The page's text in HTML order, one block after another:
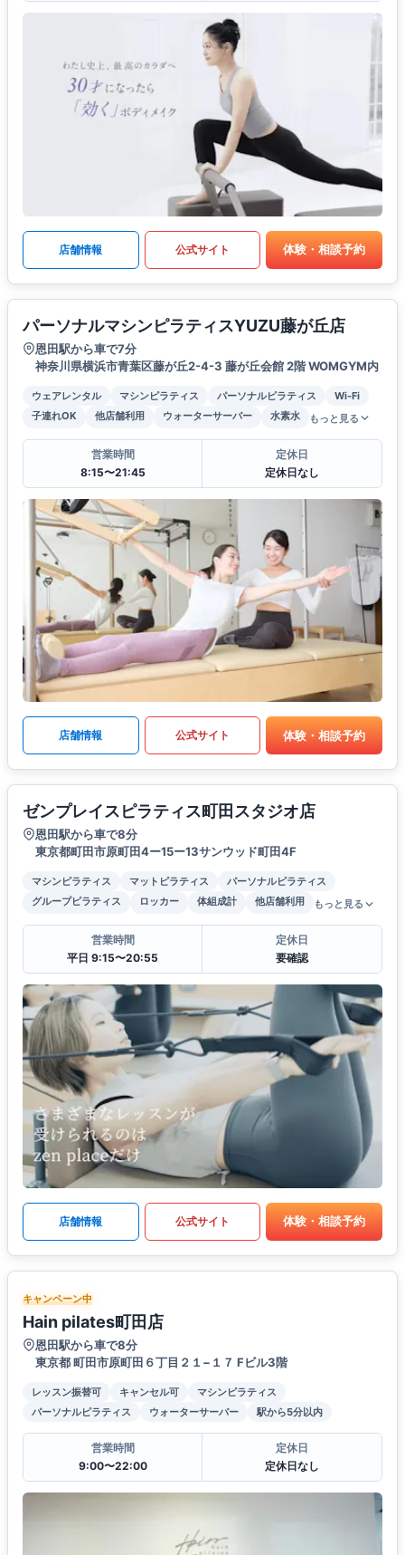
店舗情報 公式サイト 体験・相談予約
パーソナルマシンピラティスYUZU藤が丘店
恩田駅から車で7分
神奈川県横浜市青葉区藤が丘2-4-3 藤が丘会館 2階 WOMGYM内
ウェアレンタル マシンピラティス パーソナルピラティス
Wi-Fi
子連れOK
他店舗利用 ウォーターサーバー 水素水 もっと見る
営業時間
8:15〜21:45
定休日
定休日なし
店舗情報 公式サイト 体験・相談予約
ゼンプレイスピラティス町田スタジオ店
恩田駅から車で8分
東京都町田市原町田4ー15ー13サンウッド町田4F
マシンピラティス マットピラティス
パーソナルピラティス
グループピラティス
ロッカー 体組成計 他店舗利用 もっと見る
営業時間
平日 9:15〜20:55
定休日
要確認
店舗情報 公式サイト 体験・相談予約
キャンペーン中
Hain pilates町田店
恩田駅から車で8分
東京都 町田市原町田６丁目２１−１７ Fビル3階
レッスン振替可 キャンセル可
マシンピラティス
パーソナルピラティス
ウォーターサーバー 駅から5分以内
営業時間
9:00〜22:00
定休日
定休日なし